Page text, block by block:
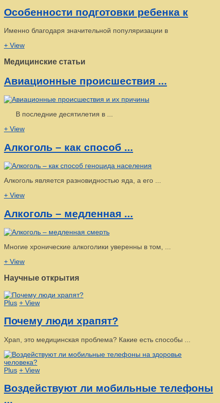
Особенности подготовки ребенка к
Именно благодаря значительной популяризации в
+ View
Медицинские статьи
Авиационные происшествия ...
В последние десятилетия в ...
+ View
Алкоголь – как способ ...
Алкоголь является разновидностью яда, а его ...
+ View
Алкоголь – медленная ...
Многие хронические алкоголики уверенны в том, ...
+ View
Научные открытия
Plus + View
Почему люди храпят?
Храп, это медицинская проблема? Какие есть способы ...
Plus + View
Воздействуют ли мобильные телефоны
...